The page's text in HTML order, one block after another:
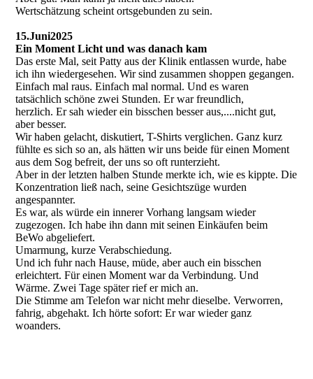
Wertschätzung scheint ortsgebunden zu sein.
15.Juni2025
Ein Moment Licht und was danach kam
Das erste Mal, seit Patty aus der Klinik entlassen wurde, habe
ich ihn wiedergesehen. Wir sind zusammen shoppen gegangen.
Einfach mal raus. Einfach mal normal. Und es waren
tatsächlich schöne zwei Stunden. Er war freundlich,
herzlich. Er sah wieder ein bisschen besser aus,....nicht gut,
aber besser.
Wir haben gelacht, diskutiert, T-Shirts verglichen. Ganz kurz
fühlte es sich so an, als hätten wir uns beide für einen Moment
aus dem Sog befreit, der uns so oft runterzieht.
Aber in der letzten halben Stunde merkte ich, wie es kippte. Die
Konzentration ließ nach, seine Gesichtszüge wurden
angespannter.
Es war, als würde ein innerer Vorhang langsam wieder
zugezogen. Ich habe ihn dann mit seinen Einkäufen beim
BeWo abgeliefert.
Umarmung, kurze Verabschiedung.
Und ich fuhr nach Hause, müde, aber auch ein bisschen
erleichtert. Für einen Moment war da Verbindung. Und
Wärme. Zwei Tage später rief er mich an.
Die Stimme am Telefon war nicht mehr dieselbe. Verworren,
fahrig, abgehakt. Ich hörte sofort: Er war wieder ganz
woanders.